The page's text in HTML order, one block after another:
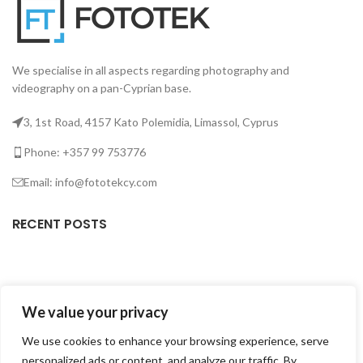
We value your privacy
We use cookies to enhance your browsing experience, serve
personalized ads or content, and analyze our traffic. By
We specialise in all aspects regarding photography and
videography on a pan-Cyprian base.
3, 1st Road, 4157 Kato Polemidia, Limassol, Cyprus
Phone: +357 99 753776
Email: info@fototekcy.com
RECENT POSTS
PRODUCT CATEGORIES